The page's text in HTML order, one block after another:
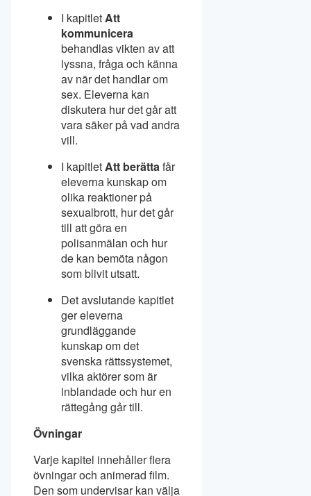
I kapitlet Att
kommunicera
behandlas vikten av att
lyssna, fråga och känna
av när det handlar om
sex. Eleverna kan
diskutera hur det går att
vara säker på vad andra
vill.
I kapitlet Att berätta får
eleverna kunskap om
olika reaktioner på
sexualbrott, hur det går
till att göra en
polisanmälan och hur
de kan bemöta någon
som blivit utsatt.
Det avslutande kapitlet
ger eleverna
grundläggande
kunskap om det
svenska rättssystemet,
vilka aktörer som är
inblandade och hur en
rättegång går till.
Övningar
Varje kapitel innehåller flera
övningar och animerad film.
Den som undervisar kan välja